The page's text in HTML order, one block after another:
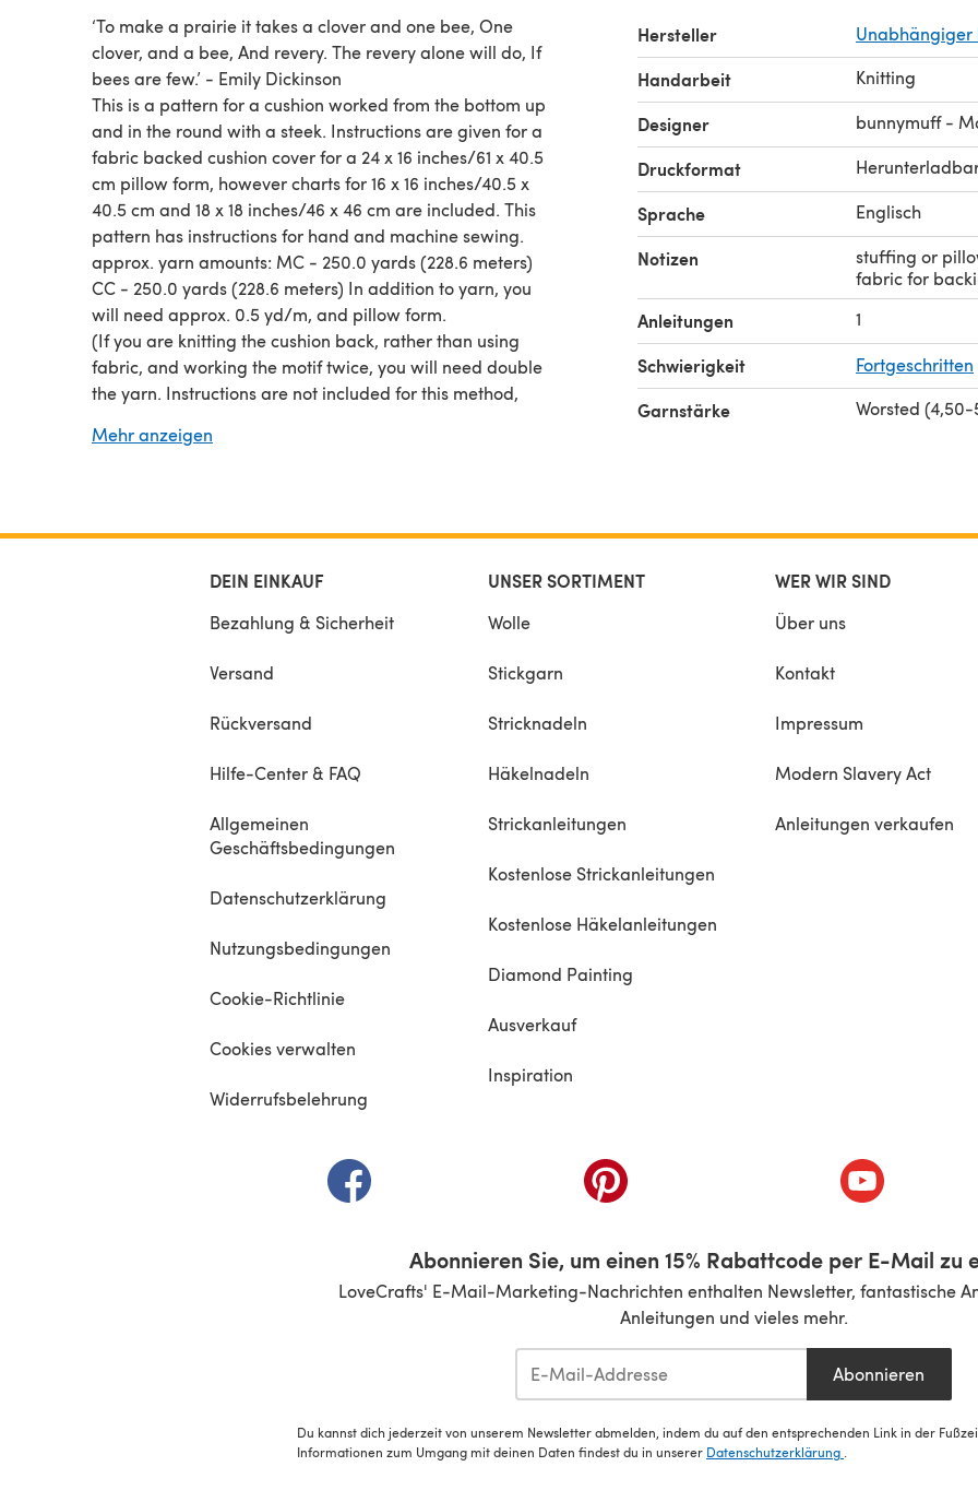
‘To make a prairie it takes a clover and one bee, One
clover, and a bee, And revery. The revery alone will do, If
bees are few.’ - Emily Dickinson
This is a pattern for a cushion worked from the bottom up
and in the round with a steek. Instructions are given for a
fabric backed cushion cover for a 24 x 16 inches/61 x 40.5
cm pillow form, however charts for 16 x 16 inches/40.5 x
40.5 cm and 18 x 18 inches/46 x 46 cm are included. This
pattern has instructions for hand and machine sewing.
approx. yarn amounts: MC - 250.0 yards (228.6 meters)
CC - 250.0 yards (228.6 meters) In addition to yarn, you
will need approx. 0.5 yd/m, and pillow form.
(If you are knitting the cushion back, rather than using
fabric, and working the motif twice, you will need double
the yarn. Instructions are not included for this method,
cushion cover).
Mehr anzeigen
Hersteller Unabhängiger
Handarbeit Knitting
Designer bunnymuff -
Druckformat
Sprache Englisch
Notizen
stuffing or
fabric for
Anleitungen 1
Schwierigkeit Fortgeschritten
Garnstärke Worsted
DEIN EINKAUF
Bezahlung & Sicherheit
Versand
Rückversand
Hilfe-Center & FAQ
Allgemeinen
Geschäftsbedingungen
Datenschutzerklärung
Nutzungsbedingungen
Cookie-Richtlinie
Cookies verwalten
Widerrufsbelehrung
UNSER SORTIMENT
Wolle
Stickgarn
Stricknadeln
Häkelnadeln
Strickanleitungen
Kostenlose Strickanleitungen
Kostenlose Häkelanleitungen
Diamond Painting
Ausverkauf
Inspiration
WER WIR SIND
Über uns
Kontakt
Impressum
Modern Slavery Act
Anleitungen verkaufen
(öffnet sich in einem neuen Tab)(öffnet sich in einem neuen Tab)(öffnet sich in
Abonnieren Sie, um einen 15% Rabattcode per E-Mail zu
LoveCrafts' E-Mail-Marketing-Nachrichten enthalten Newsletter, fantastische
Anleitungen und vieles mehr.
Abonnieren
Du kannst dich jederzeit von unserem Newsletter abmelden, indem du auf den entsprechenden Link in der
Informationen zum Umgang mit deinen Daten findest du in unserer Datenschutzerklärung .